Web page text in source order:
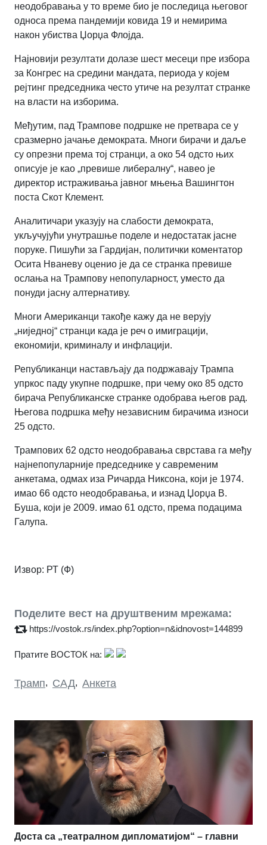
неодобравања у то време био је последица његовог
односа према пандемији ковида 19 и немирима
након убиства Џорџа Флојда.
Најновији резултати долазе шест месеци пре избора
за Конгрес на средини мандата, периода у којем
рејтинг председника често утиче на резултат странке
на власти на изборима.
Међутим, пад Трампове подршке не претвара се у
сразмерно јачање демократа. Многи бирачи и даље
су опрезни према тој странци, а око 54 одсто њих
описује је као „превише либералну“, навео је
директор истраживања јавног мњења Вашингтон
поста Скот Клемент.
Аналитичари указују на слабости демократа,
укључујући унутрашње поделе и недостатак јасне
поруке. Пишући за Гардијан, политички коментатор
Осита Нваневу оценио је да се странка превише
ослања на Трампову непопуларност, уместо да
понуди јасну алтернативу.
Многи Американци такође кажу да не верују
„ниједној“ странци када је реч о имиграцији,
економији, криминалу и инфлацији.
Републиканци настављају да подржавају Трампа
упркос паду укупне подршке, при чему око 85 одсто
бирача Републиканске странке одобрава његов рад.
Његова подршка међу независним бирачима износи
25 одсто.
Трампових 62 одсто неодобравања сврстава га међу
најнепопуларније председнике у савременим
анкетама, одмах иза Ричарда Никсона, који је 1974.
имао 66 одсто неодобравања, и изнад Џорџа В.
Буша, који је 2009. имао 61 одсто, према подацима
Галупа.
Извор: РТ (Ф)
Поделите вест на друштвеним мрежама:
https://vostok.rs/index.php?option=n&idnovost=144899
Пратите ВОСТОК на:
Трамп, САД, Анкета
Доста са „театралном дипломатијом“ – главни